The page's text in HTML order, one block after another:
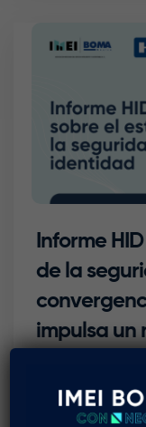
Informe
de la
impulsa un
elección